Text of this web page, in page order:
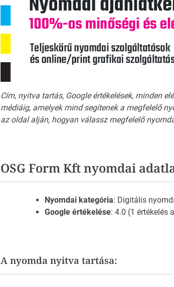
Cím, nyitva tartás, Google értékelések, minden
médiáig, amelyek mind segítenek a megfelelő
az oldal alján, hogyan válassz megfelelő
OSG Form Kft nyomdai
Nyomdai kategória: Digitális
Google értékelése: 4.0 (1 értékelés
A nyomda nyitva tartása: